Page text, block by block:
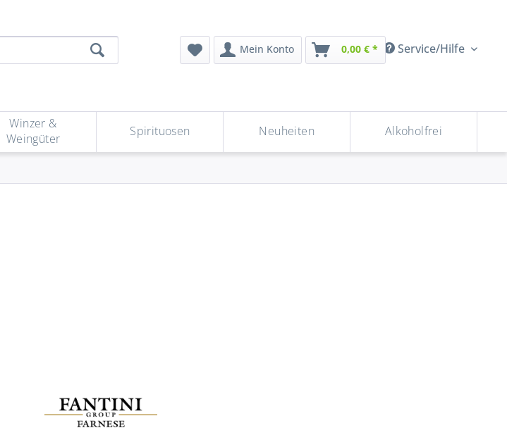
Service/Hilfe
Mein Konto 0,00 € *
Winzer &
Weingüter
Spirituosen Neuheiten Alkoholfrei